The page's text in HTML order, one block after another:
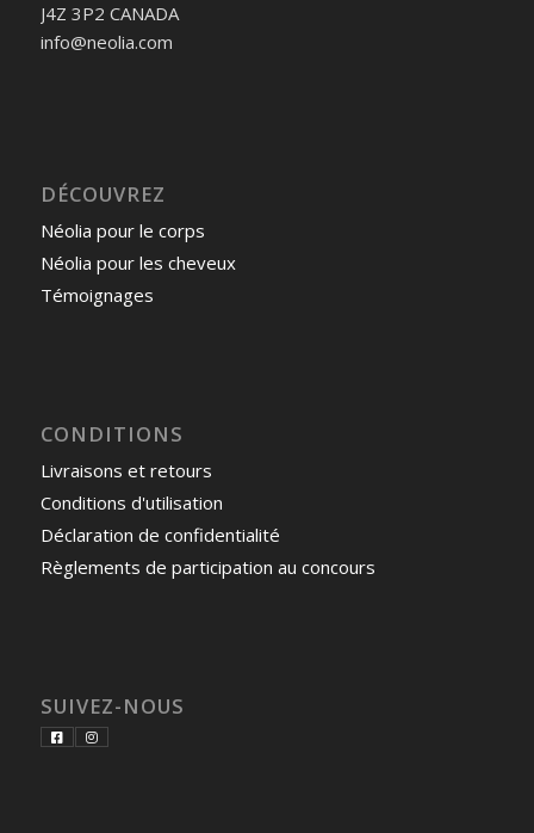
J4Z 3P2 CANADA
info@neolia.com
DÉCOUVREZ
Néolia pour le corps
Néolia pour les cheveux
Témoignages
CONDITIONS
Livraisons et retours
Conditions d'utilisation
Déclaration de confidentialité
Règlements de participation au concours
SUIVEZ-NOUS